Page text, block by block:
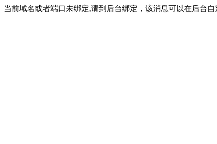
当前域名或者端口未绑定,请到后台绑定，该消息可以在后台自